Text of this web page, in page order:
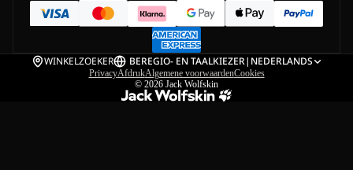
WINKELZOEKER BEREGIO- EN TAALKIEZER| NEDERLANDS
PrivacyAfdrukAlgemene voorwaardenCookies
© 2026 Jack Wolfskin